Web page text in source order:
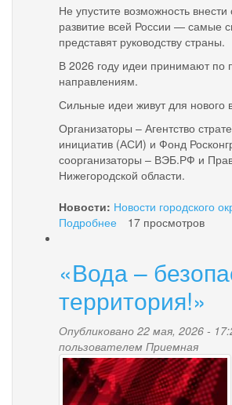
Не упустите возможность внести
развитие всей России — самые
представят руководству страны.
В 2026 году идеи принимают по
направлениям.
Сильные идеи живут для нового
Организаторы – Агентство
инициатив (АСИ) и Фонд
соорганизаторы – ВЭБ.РФ и
Нижегородской области.
Новости: Новости городского
Подробнее
организаций,
некоммерческих
организаций
инициативных
граждан
Паланы!
17 просмотров
«Вода –
территория!»
Опубликовано 22 мая, 2026 -
пользователем Приемная
news-
palana.jpg